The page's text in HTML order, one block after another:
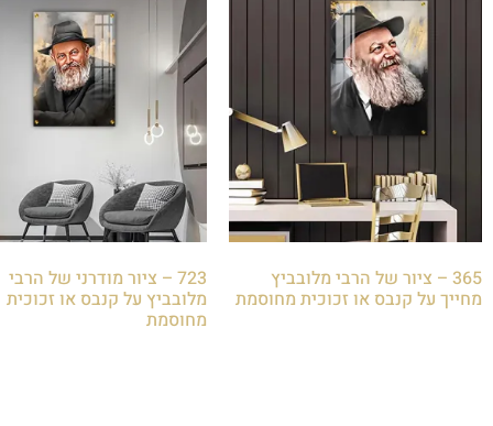
365 – ציור של הרבי מלובביץ
מחייך על קנבס או זכוכית מחוסמת
723 – ציור מודרני של הרבי
מלובביץ על קנבס או זכוכית
מחוסמת